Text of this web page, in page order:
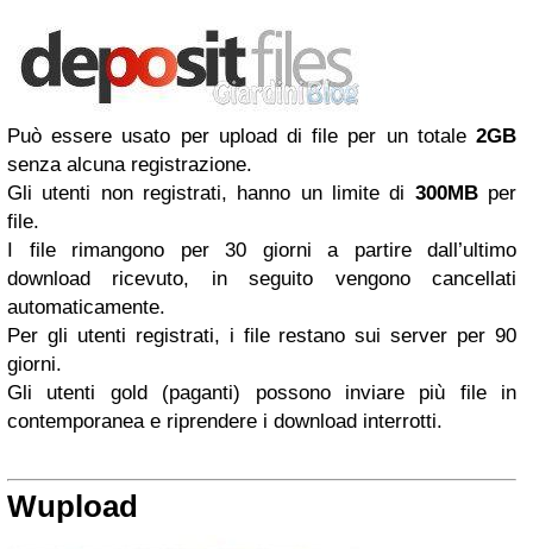
Può essere usato per upload di file per un totale 2GB
senza alcuna registrazione.
Gli utenti non registrati, hanno un limite di 300MBper
file.
I file rimangono per 30 giorni a partire dall’ultimo
download ricevuto, in seguito vengono cancellati
automaticamente.
Per gli utenti registrati, i file restano sui server per 90
giorni.
Gli utenti gold (paganti) possono inviare più file in
contemporanea e riprendere i download interrotti.
Wupload